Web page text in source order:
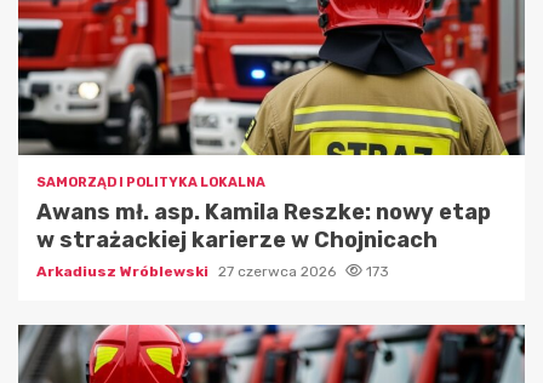
SAMORZĄD I POLITYKA LOKALNA
Awans mł. asp. Kamila Reszke: nowy etap
w strażackiej karierze w Chojnicach
Arkadiusz Wróblewski 27 czerwca 2026 173